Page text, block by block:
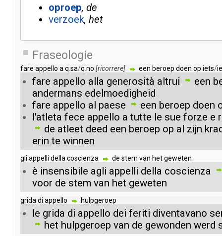
oproep de
verzoek het
Fraseologie
fare appello a q sa/q no [ricorrere] een beroep doen op iets/
fare appello alla generosità altrui een
andermans edelmoedigheid
fare appello al paese een beroep doen
l'atleta fece appello a tutte le sue forze e
de atleet deed een beroep op al zijn
erin te winnen
gli appelli della coscienza de stem van hetgeweten
è insensibile agli appelli della coscienza
voor de stem van het geweten
grida di appello hulpgeroep
le grida di appello dei feriti diventavano
het hulpgeroep van de gewonden werd